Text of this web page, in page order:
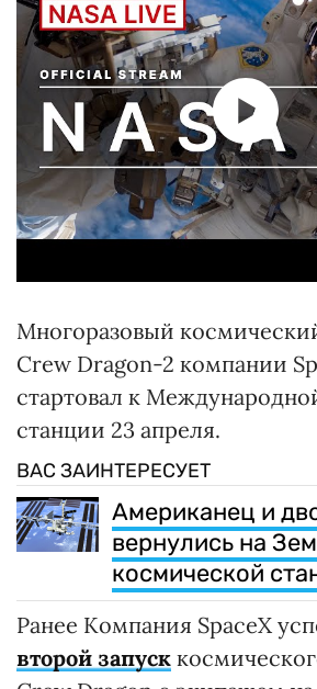
Многоразовый
Crew Dragon-2 компании
стартовал к
станции 23 апреля.
ВАС ЗАИНТЕРЕСУЕТ
Американец и
вернулись на
космической
Ранее Компания SpaceX
второй запуск